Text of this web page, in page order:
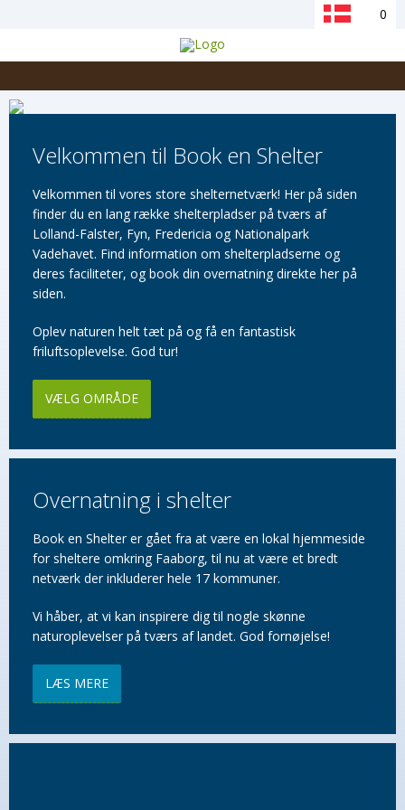
0
Velkommen til Book en Shelter
Velkommen til vores store shelternetværk! Her på siden
finder du en lang række shelterpladser på tværs af
Lolland-Falster, Fyn, Fredericia og Nationalpark
Vadehavet. Find information om shelterpladserne og
deres faciliteter, og book din overnatning direkte her på
siden.
Oplev naturen helt tæt på og få en fantastisk
friluftsoplevelse. God tur!
VÆLG OMRÅDE
Overnatning i shelter
Book en Shelter er gået fra at være en lokal hjemmeside
for sheltere omkring Faaborg, til nu at være et bredt
netværk der inkluderer hele 17 kommuner.
Vi håber, at vi kan inspirere dig til nogle skønne
naturoplevelser på tværs af landet. God fornøjelse!
LÆS MERE